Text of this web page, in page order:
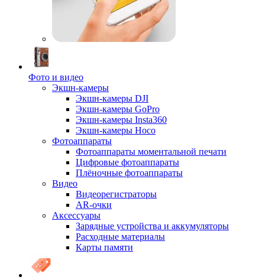
Фото и видео
Экшн-камеры
Экшн-камеры DJI
Экшн-камеры GoPro
Экшн-камеры Insta360
Экшн-камеры Hoco
Фотоаппараты
Фотоаппараты моментальной печати
Цифровые фотоаппараты
Плёночные фотоаппараты
Видео
Видеорегистраторы
AR-очки
Аксессуары
Зарядные устройства и аккумуляторы
Расходные материалы
Карты памяти